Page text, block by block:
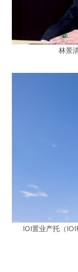
林景
IOI置业产托（